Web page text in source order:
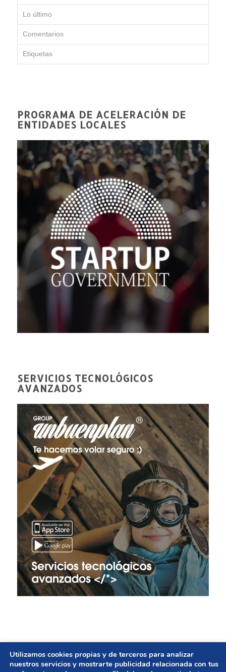
Lo último
Comentarios
Etiquetas
PROGRAMA DE ACELERACIÓN DE
ENTIDADES LOCALES
SERVICIOS TECNOLÓGICOS
AVANZADOS
© Copyright - GESTIÓN DE AYUNTAMIENTOS | Diseño
Utilizamos cookies propias y de terceros para analizar
nuestros servicios y mostrarte publicidad relacionada con tus